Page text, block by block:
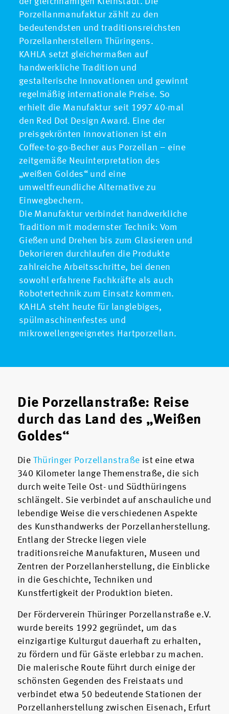
der gleichnamigen Kleinstadt. Die
Porzellanmanufaktur zählt zu den
bedeutendsten und traditionsreichsten
Porzellanherstellern Thüringens.
KAHLA setzt gleichermaßen auf
handwerkliche Tradition und
gestalterische Innovationen und gewinnt
regelmäßig internationale Preise. So
erhielt die Manufaktur seit 1997 40-mal
den Red Dot Design Award. Eine der
preisgekrönten Innovationen ist ein
Coffee-to-go-Becher aus Porzellan – eine
zeitgemäße Neuinterpretation des
„weißen Goldes“ und eine
umweltfreundliche Alternative zu
Einwegbechern.
Die Manufaktur verbindet handwerkliche
Tradition mit modernster Technik: Vom
Gießen und Drehen bis zum Glasieren und
Dekorieren durchlaufen die Produkte
zahlreiche Arbeitsschritte, bei denen
sowohl erfahrene Fachkräfte als auch
Robotertechnik zum Einsatz kommen.
KAHLA steht heute für langlebiges,
spülmaschinenfestes und
mikrowellengeeignetes Hartporzellan.
Die Porzellanstraße: Reise
durch das Land des „Weißen
Goldes“
Die Thüringer Porzellanstraße ist eine etwa
340 Kilometer lange Themenstraße, die sich
durch weite Teile Ost- und Südthüringens
schlängelt. Sie verbindet auf anschauliche und
lebendige Weise die verschiedenen Aspekte
des Kunsthandwerks der Porzellanherstellung.
Entlang der Strecke liegen viele
traditionsreiche Manufakturen, Museen und
Zentren der Porzellanherstellung, die Einblicke
in die Geschichte, Techniken und
Kunstfertigkeit der Produktion bieten.
Der Förderverein Thüringer Porzellanstraße e.V.
wurde bereits 1992 gegründet, um das
einzigartige Kulturgut dauerhaft zu erhalten,
zu fördern und für Gäste erlebbar zu machen.
Die malerische Route führt durch einige der
schönsten Gegenden des Freistaats und
verbindet etwa 50 bedeutende Stationen der
Porzellanherstellung zwischen Eisenach, Erfurt